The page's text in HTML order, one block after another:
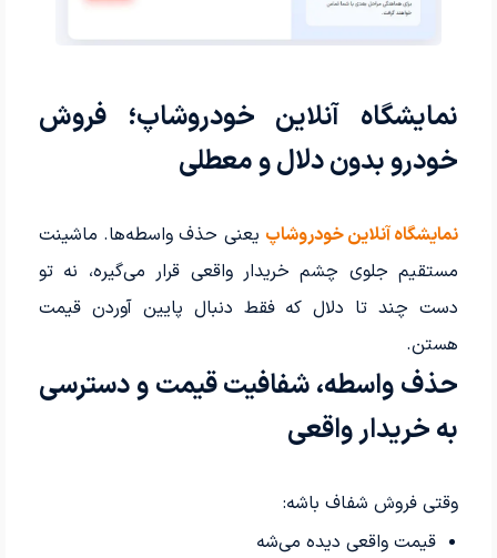
نمایشگاه آنلاین خودروشاپ؛ فروش
خودرو بدون دلال و معطلی
نمایشگاه آنلاین خودروشاپ یعنی حذف واسطه‌ها. ماشینت
مستقیم جلوی چشم خریدار واقعی قرار می‌گیره، نه تو
دست چند تا دلال که فقط دنبال پایین آوردن قیمت
هستن.
حذف واسطه، شفافیت قیمت و دسترسی
به خریدار واقعی
وقتی فروش شفاف باشه:
قیمت واقعی دیده می‌شه